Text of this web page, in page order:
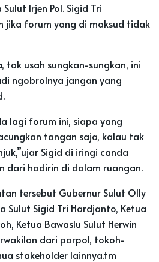
Irjen Pol. Sigid Tri
jika forum yang di maksud tidak
tak usah sungkan-sungkan, ini
ngobrolnya jangan yang
lagi forum ini, siapa yang
tangan saja, kalau tak
Sigid di iringi canda
dari hadirin di dalam ruangan.
tersebut Gubernur Sulut Olly
Sulut Sigid Tri Hardjanto, Ketua
Ketua Bawaslu Sulut Herwin
dari parpol, tokoh-
stakeholder lainnya.tm